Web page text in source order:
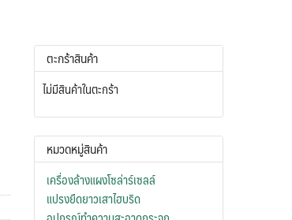
ตะกร้าสินค้า
ไม่มีสินค้าในตะกร้า
หมวดหมู่สินค้า
เครื่องล้างแผงโซล่าร์เซลล์
แปรงยืดยาวเสาไฮบริด